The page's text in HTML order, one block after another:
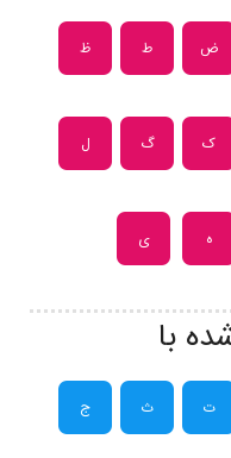
ض ط ظ
ک گ ل
ه ی
با
ت ث ج